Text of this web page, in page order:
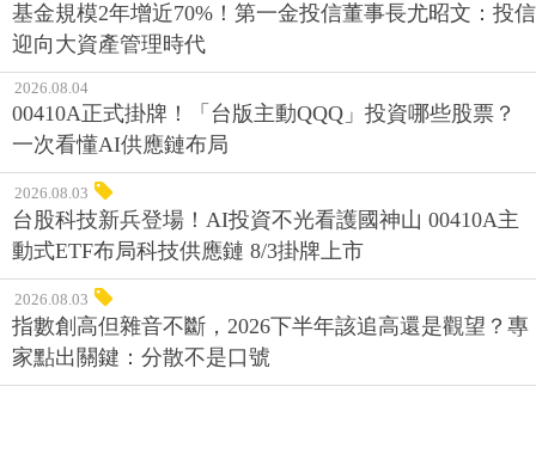
基金規模2年增近70%！第一金投信董事長尤昭文：投信
迎向大資產管理時代
2026.08.04
00410A正式掛牌！「台版主動QQQ」投資哪些股票？
一次看懂AI供應鏈布局
2026.08.03
台股科技新兵登場！AI投資不光看護國神山 00410A主
動式ETF布局科技供應鏈 8/3掛牌上市
2026.08.03
指數創高但雜音不斷，2026下半年該追高還是觀望？專
家點出關鍵：分散不是口號